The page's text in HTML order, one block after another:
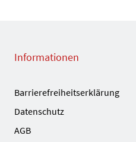
Informationen
Barrierefreiheitserklärung
Datenschutz
AGB